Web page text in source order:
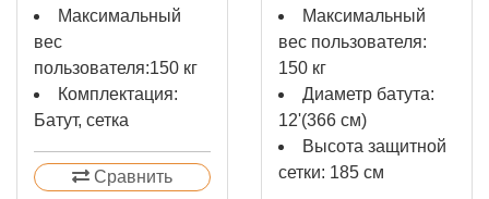
Максимальный
вес
пользователя:150 кг
Комплектация:
Батут, сетка
Сравнить
Максимальный
вес пользователя:
150 кг
Диаметр батута:
12'(366 см)
Высота защитной
сетки: 185 см